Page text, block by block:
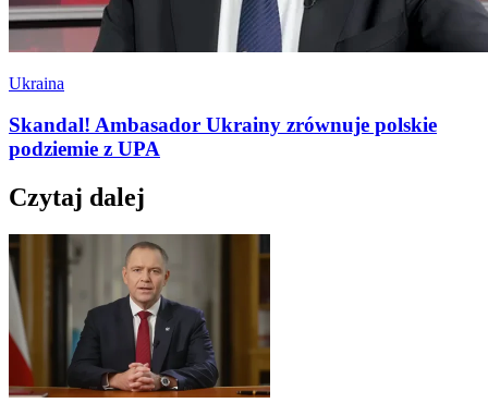
Ukraina
Skandal! Ambasador Ukrainy zrównuje polskie
podziemie z UPA
Czytaj dalej